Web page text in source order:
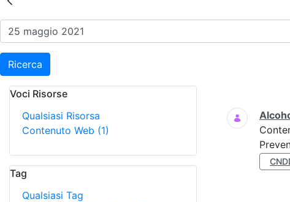
Ricerca
Voci Risorse
Qualsiasi Risorsa
Contenuto Web (1)
Tag
Qualsiasi Tag
Ricerca